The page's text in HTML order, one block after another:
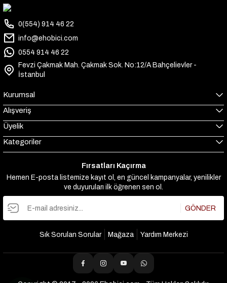
0(554) 914 46 22
info@ehobici.com
0554 914 46 22
Fevzi Çakmak Mah. Çakmak Sok. No:12/A Bahçelievler -
İstanbul
Kurumsal
Alışveriş
Üyelik
Kategoriler
Fırsatları Kaçırma
Hemen E-posta listemize kayıt ol, en güncel kampanyalar, yenilikler
ve duyuruları ilk öğrenen sen ol.
GÖNDER
Sık Sorulan Sorular Mağaza Yardım Merkezi